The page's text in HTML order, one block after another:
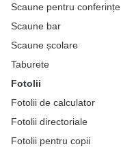
Scaune pentru conferințe
Scaune bar
Scaune școlare
Taburete
Fotolii
Fotolii de calculator
Fotolii directoriale
Fotolii pentru copii